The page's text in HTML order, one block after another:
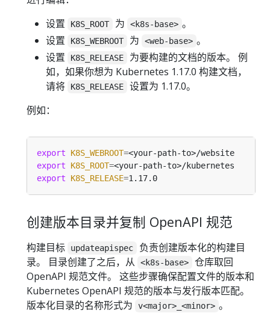
设置
K8S_ROOT 为 <k8s-base> 。
设置
K8S_WEBROOT 为 <web-base> 。
设置
K8S_RELEASE
为要构建的文档的版本。 例
如，如果你想为 Kubernetes 1.17.0 构建文档，
请将
K8S_RELEASE
设置为 1.17.0。
例如：
export K8S_WEBROOT=
export
K8S_ROOT=
export
K8S_RELEASE=
创建版本目录并复制 OpenAPI 规范
构建目标 updateapispec
负责创建版本化的构建目
录。 目录创建了之后，从
<k8s-base>
仓库取回
OpenAPI 规范文件。 这些步骤确保配置文件的版本和
Kubernetes OpenAPI 规范的版本与发行版本匹配。
版本化目录的名称形式为
v<major>_<minor> 。